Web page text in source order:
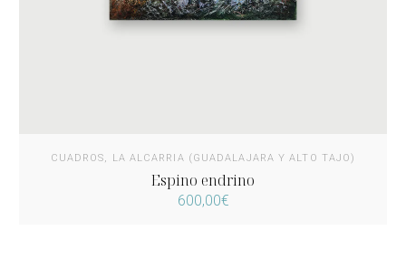
CUADROS, LA ALCARRIA (GUADALAJARA Y ALTO TAJO)
Espino endrino
600,00€